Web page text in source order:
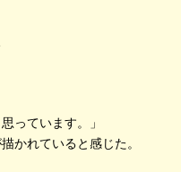
っています。」
かれていると感じた。